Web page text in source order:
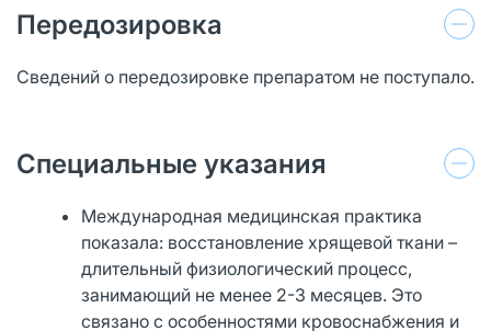
Передозировка
Сведений о передозировке препаратом не поступало.
Специальные указания
Международная медицинская практика
показала: восстановление хрящевой ткани –
длительный физиологический процесс,
занимающий не менее 2-3 месяцев. Это
связано с особенностями кровоснабжения и